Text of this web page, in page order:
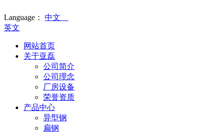
Language： 中文
英文
网站首页
关于亚磊
公司简介
公司理念
厂房设备
荣誉资质
产品中心
异型钢
扁钢